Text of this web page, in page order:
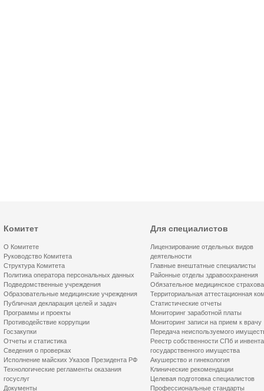
Комитет
О Комитете
Руководство Комитета
Структура Комитета
Политика оператора персональных данных
Подведомственные учреждения
Образовательные медицинские учреждения
Публичная декларация целей и задач
Программы и проекты
Противодействие коррупции
Госзакупки
Отчеты и статистика
Сведения о проверках
Исполнение майских Указов Президента РФ
Технологические регламенты оказания
госуслуг
Документы
Для специалистов
Лицензирование отдельных видов
деятельности
Главные внештатные специалисты
Районные отделы здравоохранения
Обязательное медицинское
Территориальная аттестационная
Статистические отчеты
Мониторинг заработной платы
Мониторинг записи на прием к врачу
Передача неиспользуемого
Реестр собственности СПб и
государственного имущества
Акушерство и гинекология
Клинические рекомендации
Целевая подготовка специалистов
Профессиональные стандарты